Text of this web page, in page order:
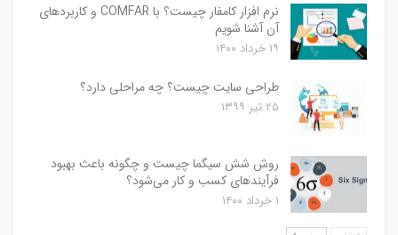
نرم افزار کامفار چیست؟ با COMFAR و کاربردهای
آن آشنا شویم
۱۹ خرداد ۱۴۰۰
طراحی سایت چیست؟ چه مراحلی دارد؟
۲۵ تیر ۱۳۹۹
روش شش سیگما چیست و چگونه باعث بهبود
فرآیندهای کسب و کار می‌شود؟
۱ خرداد ۱۴۰۰